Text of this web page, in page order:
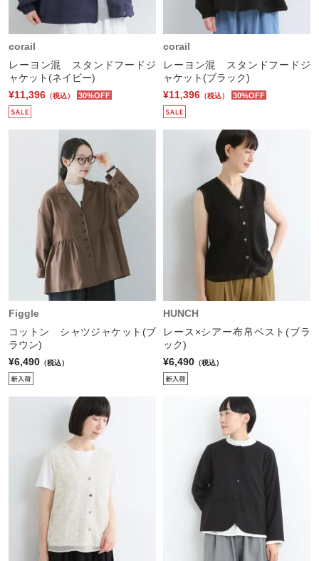
corail
レーヨン混 スタンドフードジ
ャケット(ネイビー)
¥11,396 （税込） 30%OFF
corail
レーヨン混 スタンドフードジ
ャケット(ブラック)
¥11,396 （税込） 30%OFF
Figgle
コットン シャツジャケット(ブ
ラウン)
¥6,490 （税込）
HUNCH
レース×シアー布帛ベスト(ブラ
ック)
¥6,490 （税込）